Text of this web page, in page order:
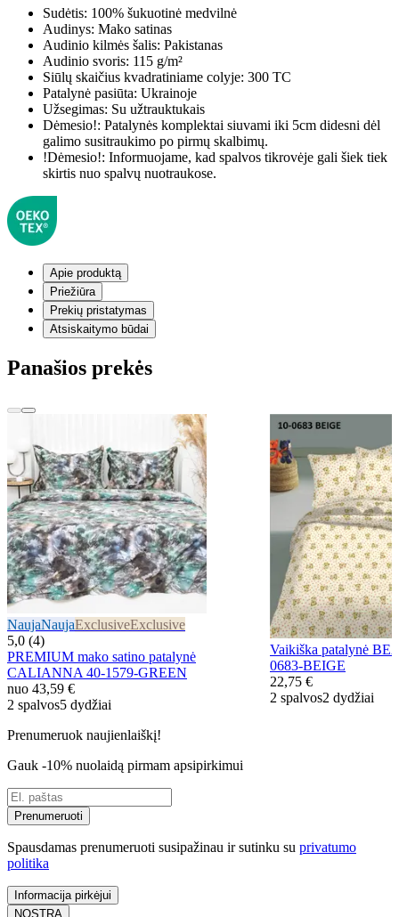
Sudėtis: 100% šukuotinė medvilnė
Audinys: Mako satinas
Audinio kilmės šalis: Pakistanas
Audinio svoris: 115 g/m²
Siūlų skaičius kvadratiniame colyje: 300 TC
Patalynė pasiūta: Ukrainoje
Užsegimas: Su užtrauktukais
Dėmesio!: Patalynės komplektai siuvami iki 5cm didesni dėl
galimo susitraukimo po pirmų skalbimų.
!Dėmesio!: Informuojame, kad spalvos tikrovėje gali šiek tiek
skirtis nuo spalvų nuotraukose.
Apie produktą
Priežiūra
Prekių pristatymas
Atsiskaitymo būdai
Panašios prekės
NaujaNaujaExclusiveExclusive
5,0 (4)
PREMIUM mako satino patalynė
CALIANNA 40-1579-GREEN
nuo 43,59 €
2 spalvos5 dydžiai
Vaikiška patalynė
0683-BEIGE
22,75 €
2 spalvos2 dydžiai
Prenumeruok naujienlaiškį!
Gauk -10% nuolaidą pirmam apsipirkimui
Prenumeruoti
Spausdamas prenumeruoti susipažinau ir sutinku su privatumo
politika
Informacija pirkėjui
NOSTRA